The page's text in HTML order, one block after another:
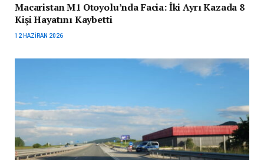
Macaristan M1 Otoyolu’nda Facia: İki Ayrı Kazada 8
Kişi Hayatını Kaybetti
12 HAZIRAN 2026